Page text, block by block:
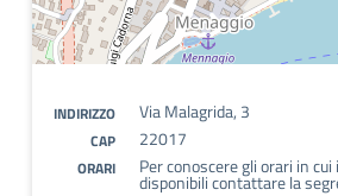
INDIRIZZO Via Malagrida, 3
CAP 22017
ORARI Per conoscere gli orari in
disponibili contattare la